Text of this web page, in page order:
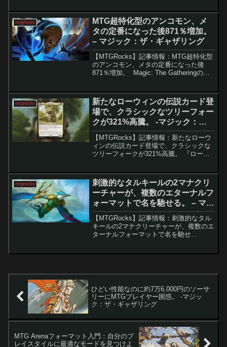
活躍を見せています。特にアグロ系デッ
キとの相性が良く...
mtgrocks
MTG超特化型のアンコモン、メ
タの定番になった後871％増加。
– マジック：ザ・ギャザリング
【MTGRocks】記事情報：MTG超特化型
のアンコモン、メタの定番になった後
871％増加。 Magic: The Gatheringの一
ば、「精神的つまづき」は非常に...
mtgrocks
新たなローウィンの伝説カード登
場で、クラシックなツリーフォー
クが321%高騰。 -マジック：
ザ・ギャザリング
【MTGRocks】記事情報：新たなローウ
ィンの伝説カード登場で、クラシックな
ツリーフォークが321%高騰。 『ローウ
て、旧カード「包囲の塔、ドラン」が大
きく注目を集め、...
mtgrocks
刺激的なタルキールの2マナクリ
ーチャーが、複数のエターナルフ
ォーマットで名を馳せる。 – マジ
ック：ザ・ギャザリング
【MTGRocks】記事情報：刺激的なタル
キールの2マナクリーチャーが、複数のエ
ターナルフォーマットで名を馳せ
ひどい性能なのに約7万6,000円のソーサ
リーにMTGプレイヤー困惑。 -マジッ
ク：ザ・ギャザリング
MTG Arenaフォーマット入門：自分のプ
レイスタイルに最適なモードを見つけよ